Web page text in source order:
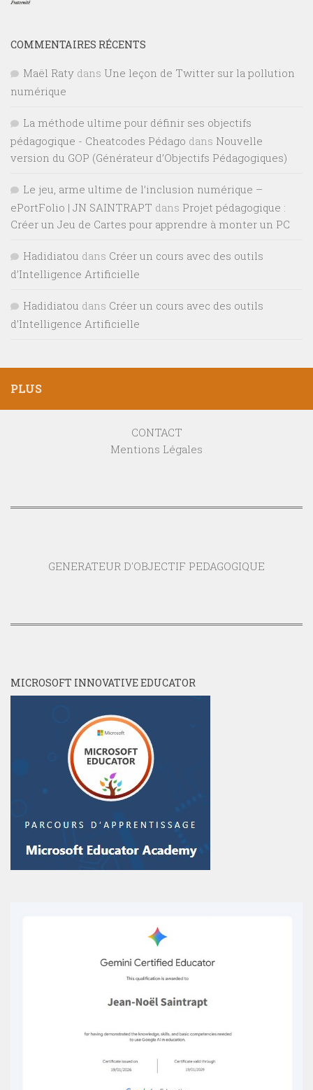
COMMENTAIRES RÉCENTS
Maël Raty dans Une leçon de Twitter sur la pollution
numérique
La méthode ultime pour définir ses objectifs
pédagogique - Cheatcodes Pédago dans Nouvelle
version du GOP (Générateur d’Objectifs Pédagogiques)
Le jeu, arme ultime de l’inclusion numérique –
ePortFolio | JN SAINTRAPT dans Projet pédagogique :
Créer un Jeu de Cartes pour apprendre à monter un PC
Hadidiatou dans Créer un cours avec des outils
d’Intelligence Artificielle
Hadidiatou dans Créer un cours avec des outils
d’Intelligence Artificielle
PLUS
CONTACT
Mentions Légales
GENERATEUR D'OBJECTIF PEDAGOGIQUE
MICROSOFT INNOVATIVE EDUCATOR